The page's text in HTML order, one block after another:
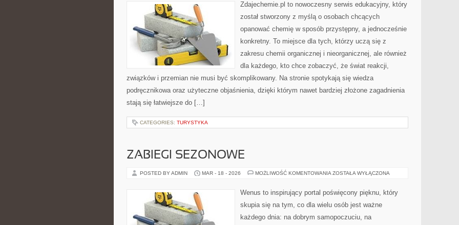
Zdajechemie.pl to nowoczesny serwis edukacyjny, który
został stworzony z myślą o osobach chcących
opanować chemię w sposób przystępny, a jednocześnie
konkretny. To miejsce dla tych, którzy uczą się z
zakresu chemii organicznej i nieorganicznej, ale również
dla każdego, kto chce zobaczyć, że świat reakcji,
związków i przemian nie musi być skomplikowany. Na stronie spotykają się wiedza
podręcznikowa oraz użyteczne objaśnienia, dzięki którym nawet bardziej złożone zagadnienia
stają się łatwiejsze do […]
CATEGORIES: TURYSTYKA
ZABIEGI SEZONOWE
POSTED BY ADMIN MAR - 18 - 2026 MOŻLIWOŚĆ KOMENTOWANIA ZABIEGI
ZOSTAŁA WYŁĄCZONA
Wenus to inspirujący portal poświęcony pięknu, który
skupia się na tym, co dla wielu osób jest ważne
każdego dnia: na dobrym samopoczuciu, na